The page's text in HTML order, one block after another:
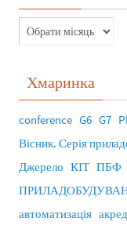
Хмаринка
conference G6 G7
Вісник. Серія
Джерело КІТ ПБФ
автоматизація